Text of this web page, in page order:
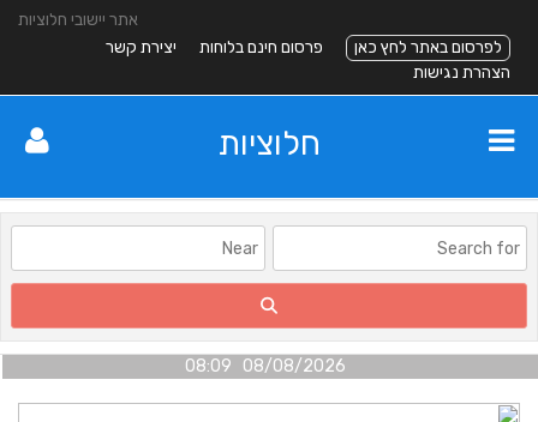
אתר יישובי חלוציות
לפרסום באתר לחץ כאן
פרסום חינם בלוחות
יצירת קשר
הצהרת נגישות
חלוציות
08/08/2026 08:09